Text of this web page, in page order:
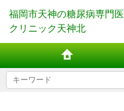
福岡市天神の糖尿病専門医
クリニック天神北